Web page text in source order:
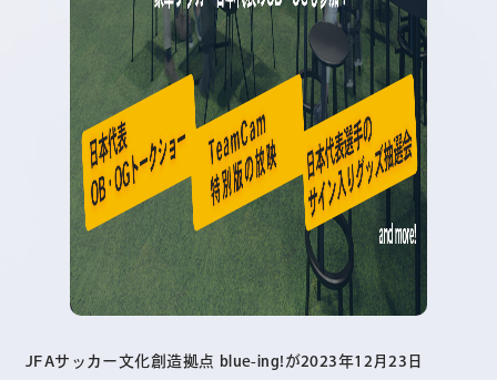
JFAサッカー文化創造拠点 blue-ing!が2023年12月23日